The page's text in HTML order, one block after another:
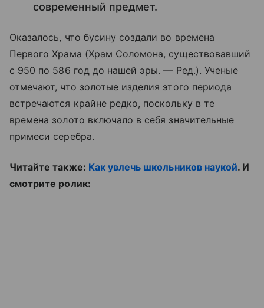
современный предмет.
Оказалось, что бусину создали во времена
Первого Храма (Храм Соломона, существовавший
с 950 по 586 год до нашей эры. — Ред.). Ученые
отмечают, что золотые изделия этого периода
встречаются крайне редко, поскольку в те
времена золото включало в себя значительные
примеси серебра.
Читайте также: Как увлечь школьников наукой. И
смотрите ролик: